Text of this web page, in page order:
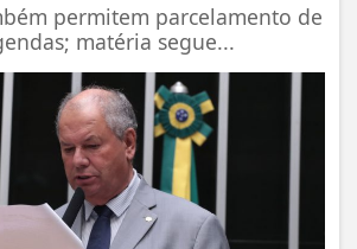
permitem parcelamento de
matéria segue...